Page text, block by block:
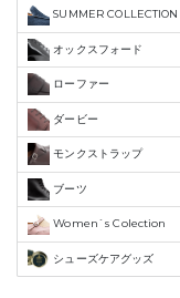
SUMMER COLLECTION
オックスフォード
ローファー
ダービー
モンクストラップ
ブーツ
Women`s Colection
シューズケアグッズ